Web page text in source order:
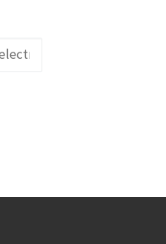
electrónico